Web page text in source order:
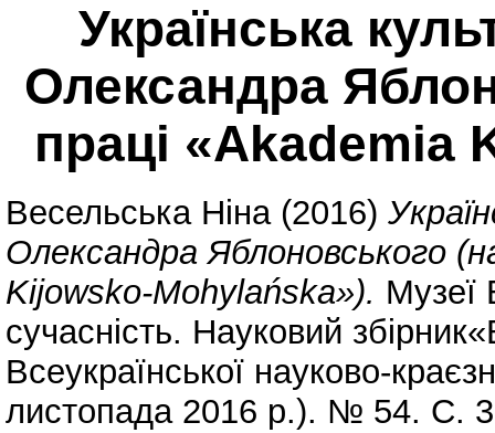
Українська
Олександра
праці «Akademia
Весельська Ніна(2016)
Олександра Яблоновського
Kijowsko-Mohylańska»). Музеї
сучасність. Науковий
Всеукраїнської науково-
листопада 2016 р.). № 54. С.